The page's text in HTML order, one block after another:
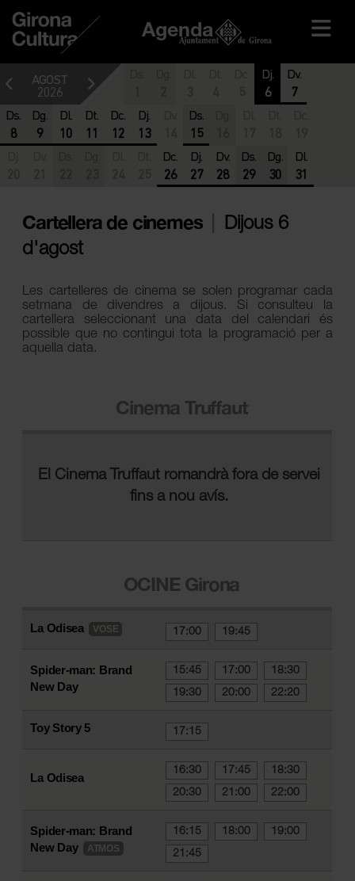
Agenda
AGOST
2026
Dj.
6
Dv.
7
Ds.
8
Dg.
9
Dl.
10
Dt.
11
Dc.
12
Dj.
13
Ds.
15
Dc.
26
Dj.
27
Dv.
28
Ds.
29
Dg.
30
Dl.
31
Cartellera de cinemes
Dijous 6
d'agost
Les cartelleres de cinema se solen programar cada
setmana de divendres a dijous. Si consulteu la
cartellera seleccionant una data del calendari és
possible que no contingui tota la programació per a
aquella data.
Cinema Truffaut
El Cinema Truffaut romandrà fora de servei
fins a nou avís.
OCINE Girona
La Odisea VOSE 17:00 19:45
Spider-man: Brand
New Day
15:45 17:00
18:30
19:30
20:00 22:20
Toy Story 5 17:15
La Odisea 16:30 17:45
18:30
20:30
21:00 22:00
Spider-man: Brand
New Day
ATMOS
16:15 18:00
19:00
21:45